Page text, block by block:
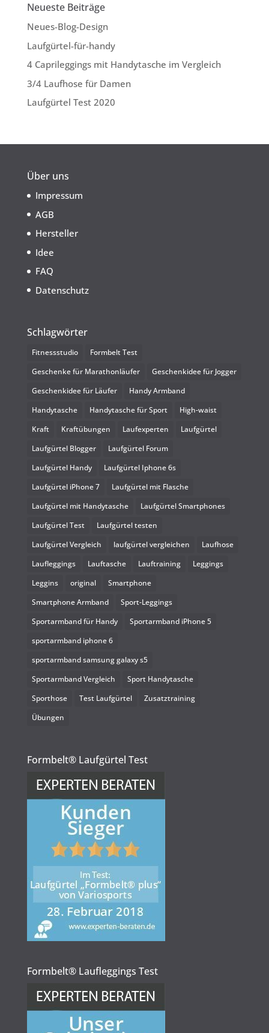
Neueste Beiträge
Neues-Blog-Design
Laufgürtel-für-handy
4 Caprileggings mit Handytasche im Vergleich
3/4 Laufhose für Damen
Laufgürtel Test 2020
Über uns
Impressum
AGB
Hersteller
Idee
FAQ
Datenschutz
Schlagwörter
Fitnessstudio
Formbelt Test
Geschenke für Marathonläufer
Geschenkidee für Jogger
Geschenkidee für Läufer
Handy Armband
Handytasche
Handytasche für Sport
High-waist
Kraft
Kraftübungen Laufexperten
Laufgürtel
Laufgürtel Blogger
Laufgürtel Forum
Laufgürtel Handy
Laufgürtel Iphone 6s
Laufgürtel iPhone 7
Laufgürtel mit Flasche
Laufgürtel mit Handytasche
Laufgürtel Smartphones
Laufgürtel Test
Laufgürtel testen
Laufgürtel Vergleich
laufgürtel vergleichen
Laufhose
Laufleggings
Lauftasche Lauftraining
Leggings
Leggins
original
Smartphone
Smartphone Armband
Sport-Leggings
Sportarmband für Handy
Sportarmband iPhone 5
sportarmband iphone 6
sportarmband samsung galaxy s5
Sportarmband Vergleich
Sport Handytasche
Sporthose
Test Laufgürtel
Zusatztraining
Übungen
Formbelt® Laufgürtel Test
Formbelt® Laufleggings Test